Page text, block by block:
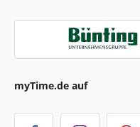
myTime.de auf